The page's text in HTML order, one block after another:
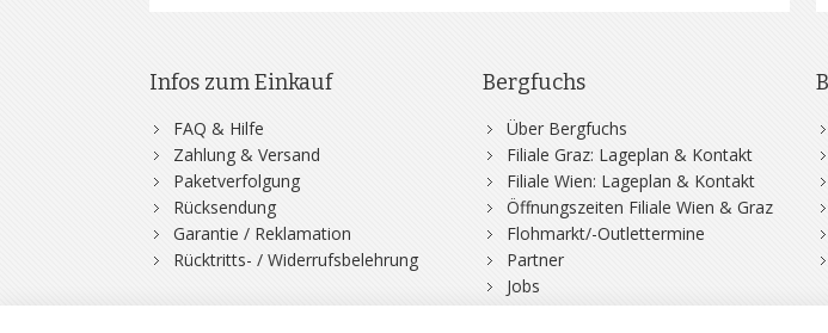
Infos zum Einkauf
FAQ & Hilfe
Zahlung & Versand
Paketverfolgung
Rücksendung
Garantie / Reklamation
Rücktritts- / Widerrufsbelehrung
Bergfuchs
Über Bergfuchs
Filiale Graz: Lageplan & Kontakt
Filiale Wien: Lageplan & Kontakt
Öffnungszeiten Filiale Wien & Graz
Flohmarkt/-Outlettermine
Partner
Jobs